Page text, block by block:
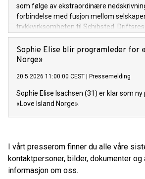
som følge av ekstraordinære
forbindelse med fusjon mellom
trykkvirksomheten til Schibsted.
forbedret sammenlignet med året før,
millioner kroner. Selskapet har dermed
underliggende økonomi.
Sophie Elise blir programleder for
Norge»
20.5.2026 11:00:00 CEST Pressemelding
Sophie Elise Isachsen (31) er klar som
«Love Island Norge».
I vårt presserom finner du alle våre
kontaktpersoner, bilder, dokumenter og
informasjon om oss.